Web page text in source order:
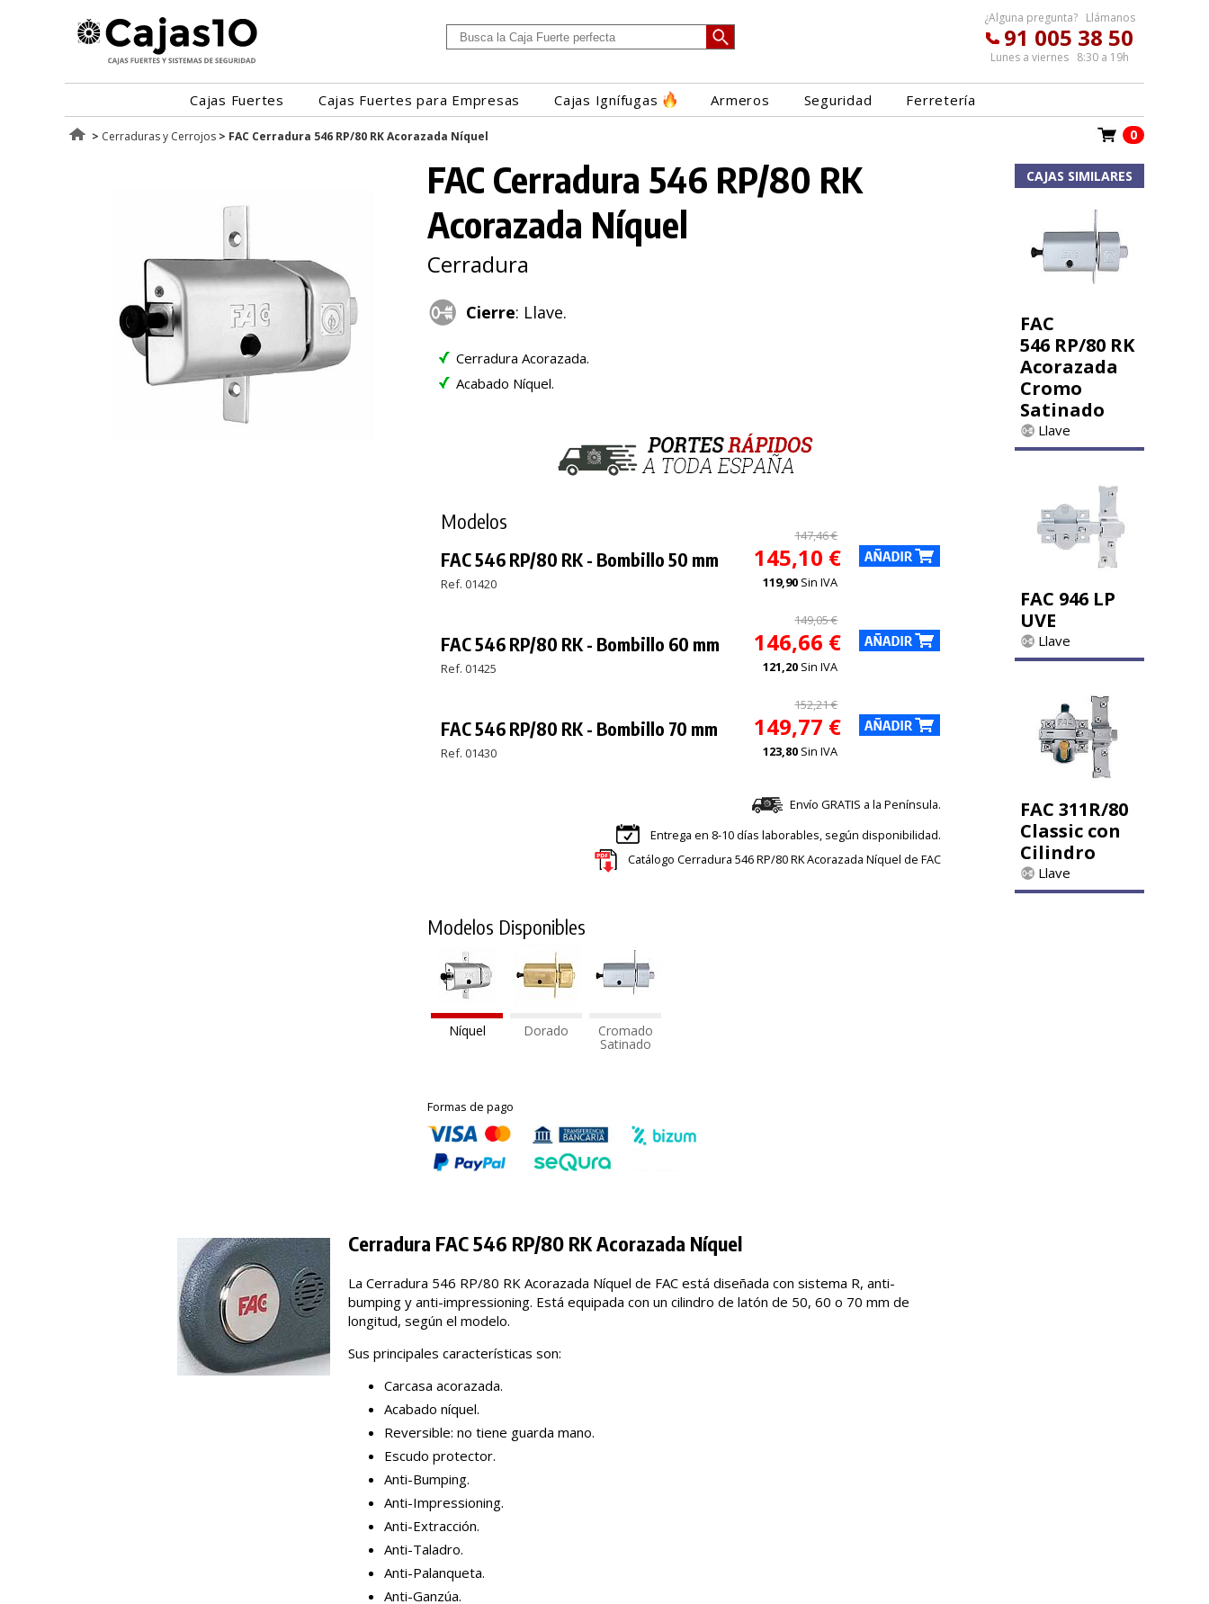
¿Alguna pregunta? Llámanos
91 005 38 50
Lunes a viernes 8:30 a 19h
Cajas Fuertes Cajas Fuertes para Empresas Cajas Ignífugas Armeros Seguridad Ferretería
> Cerraduras y Cerrojos > FAC Cerradura 546 RP/80 RK Acorazada Níquel 0
FAC Cerradura 546 RP/80 RK
Acorazada Níquel
Cerradura
Cierre: Llave.
Cerradura Acorazada.
Acabado Níquel.
Modelos
FAC 546 RP/80 RK - Bombillo 50 mm
Ref. 01420
147,46 €
145,10 €
119,90 Sin IVA
FAC 546 RP/80 RK - Bombillo 60 mm
Ref. 01425
149,05 €
146,66 €
121,20 Sin IVA
FAC 546 RP/80 RK - Bombillo 70 mm
Ref. 01430
152,21 €
149,77 €
123,80 Sin IVA
Envío GRATIS a la Península.
Entrega en 8-10 días laborables, según disponibilidad.
Catálogo Cerradura 546 RP/80 RK Acorazada Níquel de FAC
Modelos Disponibles
Níquel Dorado Cromado
Satinado
Formas de pago
Cerradura FAC 546 RP/80 RK Acorazada Níquel
La Cerradura 546 RP/80 RK Acorazada Níquel de FAC está diseñada con sistema R, anti-
bumping y anti-impressioning. Está equipada con un cilindro de latón de 50, 60 o 70 mm de
longitud, según el modelo.
Sus principales características son:
Carcasa acorazada.
Acabado níquel.
Reversible: no tiene guarda mano.
Escudo protector.
Anti-Bumping.
Anti-Impressioning.
Anti-Extracción.
Anti-Taladro.
Anti-Palanqueta.
Anti-Ganzúa.
CAJAS SIMILARES
FAC
546 RP/80 RK
Acorazada
Cromo
Satinado
Llave
FAC 946 LP
UVE
Llave
FAC 311R/80
Classic con
Cilindro
Llave